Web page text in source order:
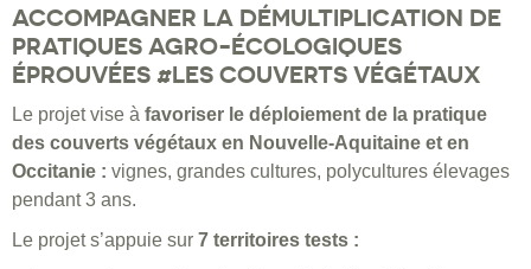
ACCOMPAGNER LA DÉMULTIPLICATION DE
PRATIQUES AGRO-ÉCOLOGIQUES
ÉPROUVÉES #LES COUVERTS VÉGÉTAUX
Le projet vise à favoriser le déploiement de la pratique
des couverts végétaux en Nouvelle-Aquitaine et en
Occitanie : vignes, grandes cultures, polycultures élevages
pendant 3 ans.
Le projet s’appuie sur 7 territoires tests :